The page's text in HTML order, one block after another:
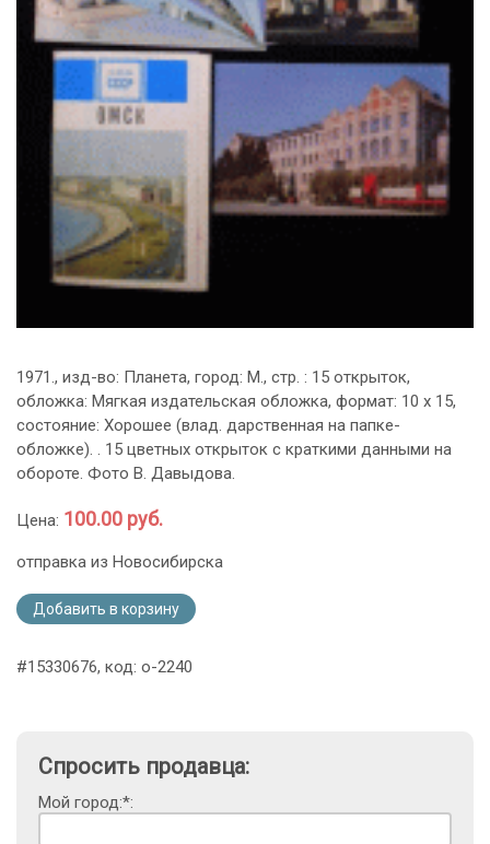
1971., изд-во: Планета, город: М., стр. : 15 открыток,
обложка: Мягкая издательская обложка, формат: 10 х 15,
состояние: Хорошее (влад. дарственная на папке-
обложке). . 15 цветных открыток с краткими данными на
обороте. Фото В. Давыдова.
Цена: 100.00 руб.
отправка из Новосибирска
Добавить в корзину
#15330676, код: o-2240
Спросить продавца:
Мой город:*: